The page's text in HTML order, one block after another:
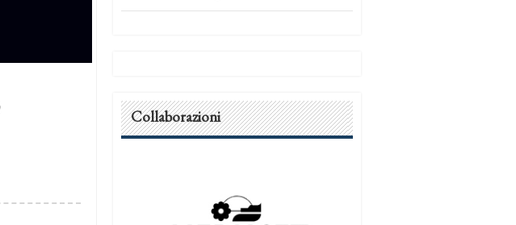
Collaborazioni